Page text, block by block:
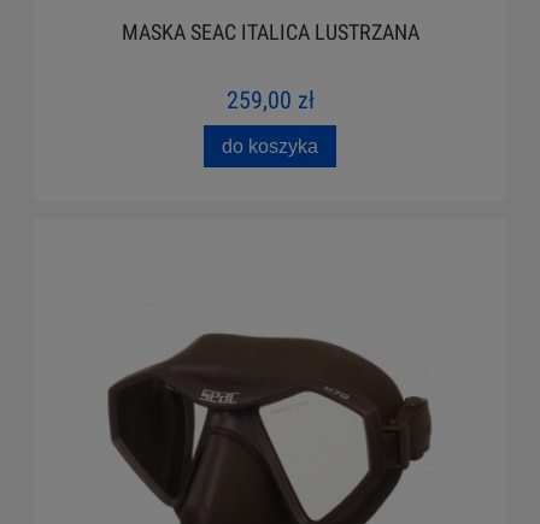
MASKA SEAC ITALICA LUSTRZANA
259,00 zł
do koszyka